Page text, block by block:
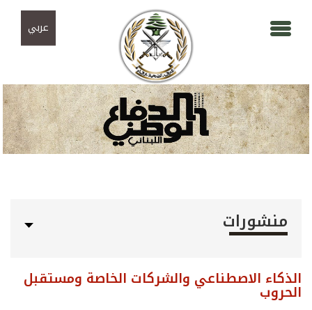
عربي
منشورات
الذكاء الاصطناعي والشركات الخاصة ومستقبل
الحروب